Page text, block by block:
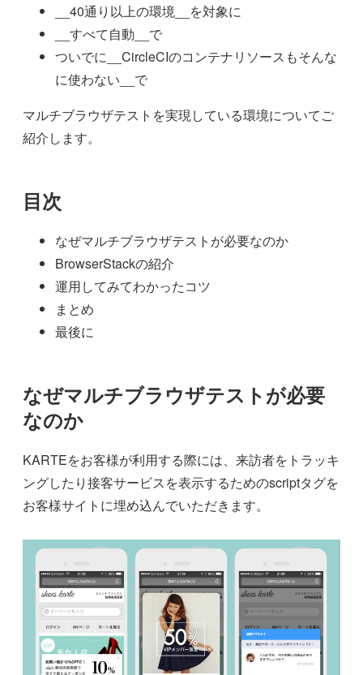
__40通り以上の環境__を対象に
__すべて自動__で
ついでに__CircleCIのコンテナリソースもそんな
に使わない__で
マルチブラウザテストを実現している環境についてご
紹介します。
目次
なぜマルチブラウザテストが必要なのか
BrowserStackの紹介
運用してみてわかったコツ
まとめ
最後に
なぜマルチブラウザテストが必要
なのか
KARTEをお客様が利用する際には、来訪者をトラッキ
ングしたり接客サービスを表示するためのscriptタグを
お客様サイトに埋め込んでいただきます。